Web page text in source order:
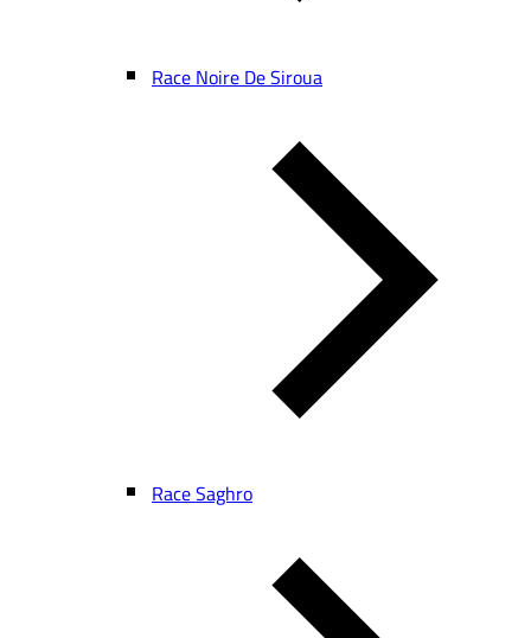
Race Noire De Siroua
Race Saghro